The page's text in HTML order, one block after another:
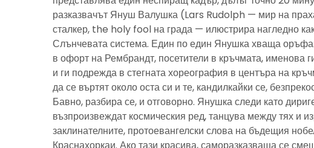
разказвачът Януш Валушка (Lars Rudolph — мир на
сталкер, the holy fool на града — илюстрира нагледно
Слънчевата система. Един по един Янушка хваща
в офорт на Рембрандт, посетители в кръчмата, именова
и ги подрежда в стегната хореография в центъра на
да се въртят около оста си и те, кандилкайки се,
Бавно, разбира се, и отговорно. Янушка следи като
възпроизвеждат космическия ред, танцува между тях и
заклинателните, протоевангелски слова на бъдещия